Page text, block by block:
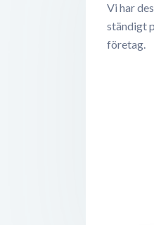
Vi har
ständigt
företag.